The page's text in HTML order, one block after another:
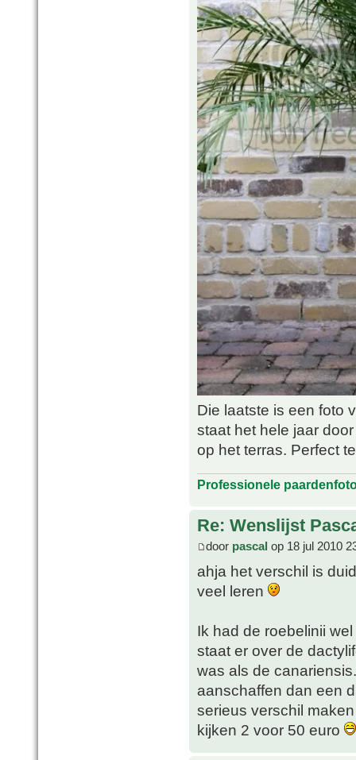
Die laatste is een foto
staat het hele jaar
op het terras. Perfect
Professionele
Re: Wenslijst
door pascal op 18 jul 2010
ahja het verschil is
veel leren
Ik had de roebelinii
staat er over de
was als de
aanschaffen dan een
serieus verschil
kijken 2 voor 50 euro